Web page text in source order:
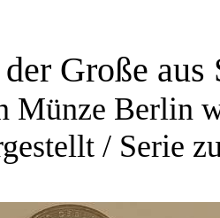
Große
Münze Berlin
/ Serie